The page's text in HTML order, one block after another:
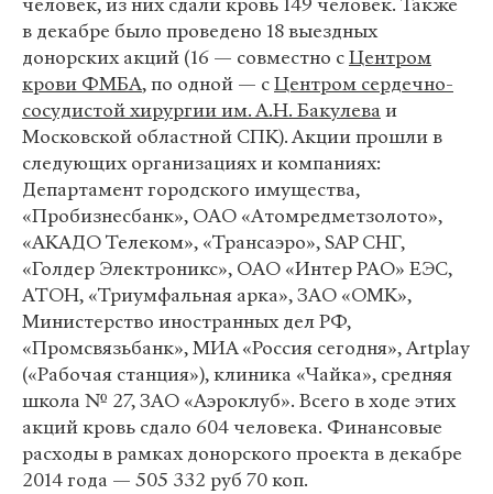
в декабре было проведено 18 выездных
донорских акций (16 — совместно сЦентром
крови ФМБА, по одной — сЦентром сердечно-
сосудистой хирургии им. А.Н. Бакулева и
Московской областной СПК). Акции прошли в
следующих организациях и компаниях:
Департамент городского имущества,
«Пробизнесбанк», ОАО «Атомредметзолото»,
«АКАДО Телеком», «Трансаэро», SAP СНГ,
«Голдер Электроникс», ОАО «Интер РАО» ЕЭС,
АТОН, «Триумфальная арка», ЗАО «ОМК»,
Министерство иностранных дел РФ,
«Промсвязьбанк», МИА «Россия сегодня», Artplay
(«Рабочая станция»), клиника «Чайка», средняя
школа № 27, ЗАО «Аэроклуб». Всего в ходе этих
акций кровь сдало 604 человека. Финансовые
расходы в рамках донорского проекта в декабре
2014 года — 505 332 руб 70 коп.